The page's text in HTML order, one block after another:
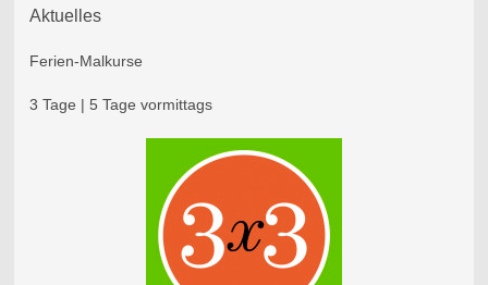
Aktuelles
Ferien-Malkurse
3 Tage | 5 Tage vormittags